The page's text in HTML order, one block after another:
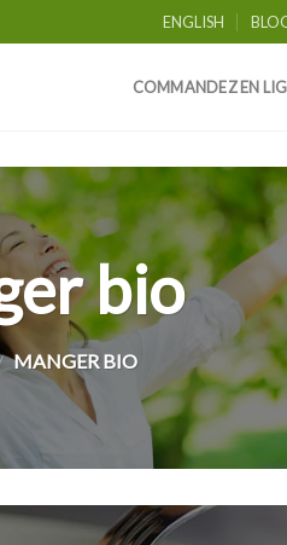
ENGLISH
COMMANDEZ EN
bio
MANGER BIO